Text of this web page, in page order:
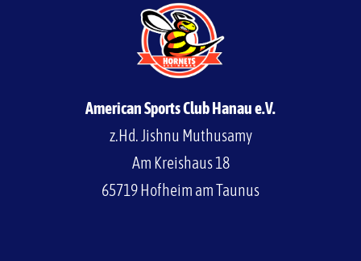
American Sports Club Hanau e.V.
z.Hd. Jishnu Muthusamy
Am Kreishaus 18
65719 Hofheim am Taunus